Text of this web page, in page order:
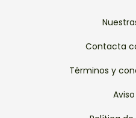
Contacta
Términos y